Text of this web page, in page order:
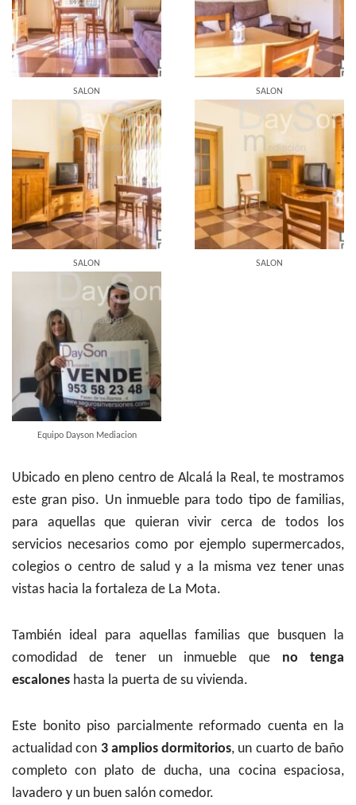
Ubicado en pleno centro de Alcalá la Real, te mostramos
este gran piso. Un inmueble para todo tipo de familias,
para aquellas que quieran vivir cerca de todos los
servicios necesarios como por ejemplo supermercados,
colegios o centro de salud y a la misma vez tener unas
vistas hacia la fortaleza de La Mota.
También ideal para aquellas familias que busquen la
comodidad de tener un inmueble que no tenga
escalones hasta la puerta de su vivienda.
Este bonito piso parcialmente reformado cuenta en la
actualidad con 3 amplios dormitorios, un cuarto de baño
completo con plato de ducha, una cocina espaciosa,
lavadero y un buen salón comedor.
SALON SALON
SALON SALON
Equipo Dayson Mediacion